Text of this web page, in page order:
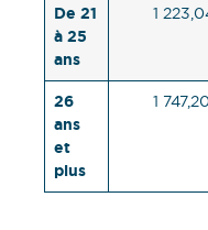
De 21
à 25
ans
1
26
ans
et
plus
1